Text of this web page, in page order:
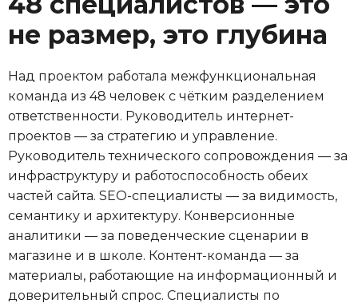
не размер, это глубина
Над проектом работала межфункциональная
команда из 48 человек с чётким разделением
ответственности. Руководитель интернет-
проектов — за стратегию и управление.
Руководитель технического сопровождения — за
инфраструктуру и работоспособность обеих
частей сайта. SEO-специалисты — за видимость,
семантику и архитектуру. Конверсионные
аналитики — за поведенческие сценарии в
магазине и в школе. Контент-команда — за
материалы, работающие на информационный и
доверительный спрос. Специалисты по